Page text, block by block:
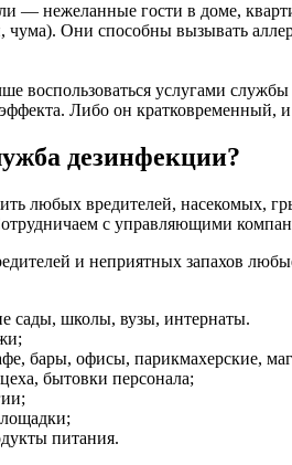
— нежеланные гости в доме,
чума). Они способны вызывать
воспользоваться услугами
Либо он кратковременный,
дезинфекции?
любых вредителей, насекомых,
с управляющими
и неприятных запахов
сады, школы, вузы, интернаты.
бары, офисы, парикмахерские,
бытовки персонала;
питания.